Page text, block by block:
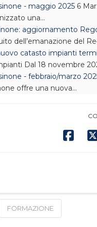
- maggio 20256
una…
aggiornamento
dell’emanazione del
catasto impianti
Dal 18 novembre
- febbraio/marzo
offre una nuova…
FORMAZIONE